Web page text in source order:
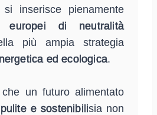
si inserisce pienamente
europei di neutralità
più ampia strategia
ed ecologica.
un futuro alimentato
e sostenibilisia non